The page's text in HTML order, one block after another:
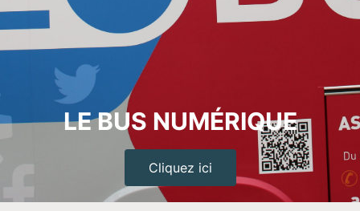
LE BUS NUMÉRIQUE
Cliquez ici